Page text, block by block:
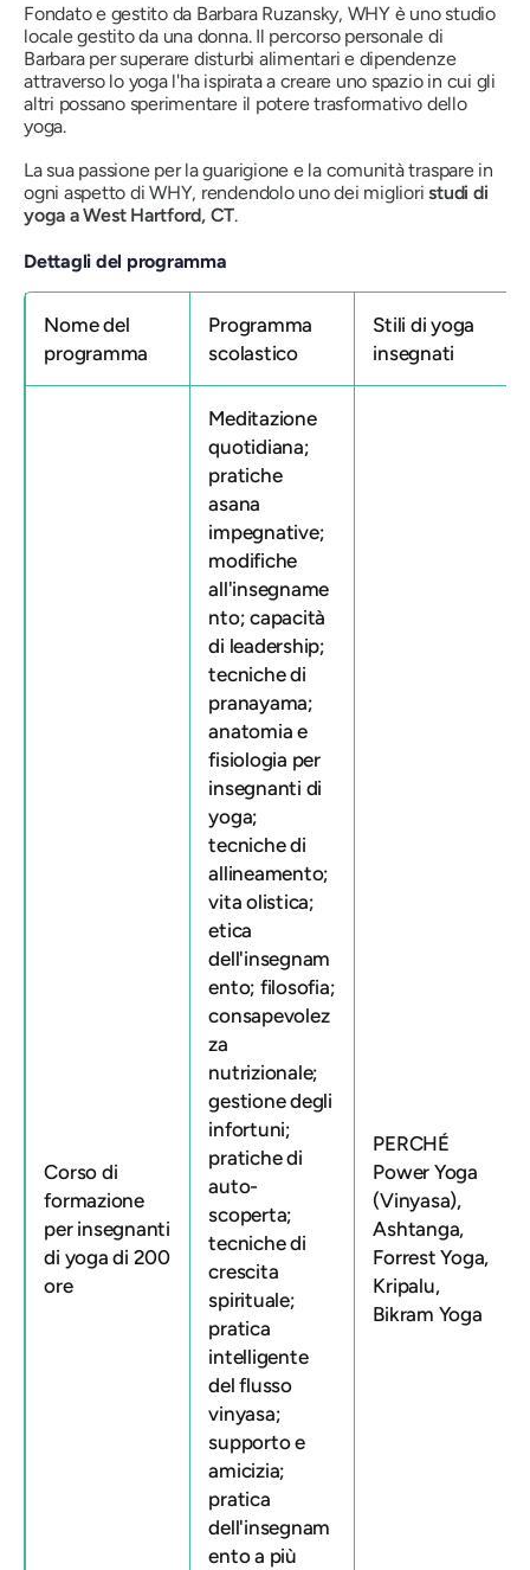
Fondato e gestito da Barbara Ruzansky, WHY è uno studio
locale gestito da una donna. Il percorso personale di
Barbara per superare disturbi alimentari e dipendenze
attraverso lo yoga l'ha ispirata a creare uno spazio in cui gli
altri possano sperimentare il potere trasformativo dello
yoga.
La sua passione per la guarigione e la comunità traspare in
ogni aspetto di WHY, rendendolo uno dei miglioristudi di
yoga a West Hartford, CT.
Dettagli del programma
Nome del
programma
Programma
scolastico
Stili di yoga
insegnati
Corso di
formazione
per insegnanti
di yoga di 200
ore
Meditazione
quotidiana;
pratiche
asana
impegnative;
modifiche
all'insegname
nto; capacità
di leadership;
tecniche di
pranayama;
anatomia e
fisiologia per
insegnanti di
yoga;
tecniche di
allineamento;
vita olistica;
etica
dell'insegnam
ento; filosofia;
consapevolez
za
nutrizionale;
gestione degli
infortuni;
pratiche di
auto-
scoperta;
tecniche di
crescita
spirituale;
pratica
intelligente
del flusso
vinyasa;
supporto e
amicizia;
pratica
dell'insegnam
ento a più
PERCHÉ
Power Yoga
(Vinyasa),
Ashtanga,
Forrest Yoga,
Kripalu,
Bikram Yoga